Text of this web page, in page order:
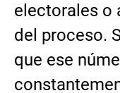
electorales o
del proceso.
que ese